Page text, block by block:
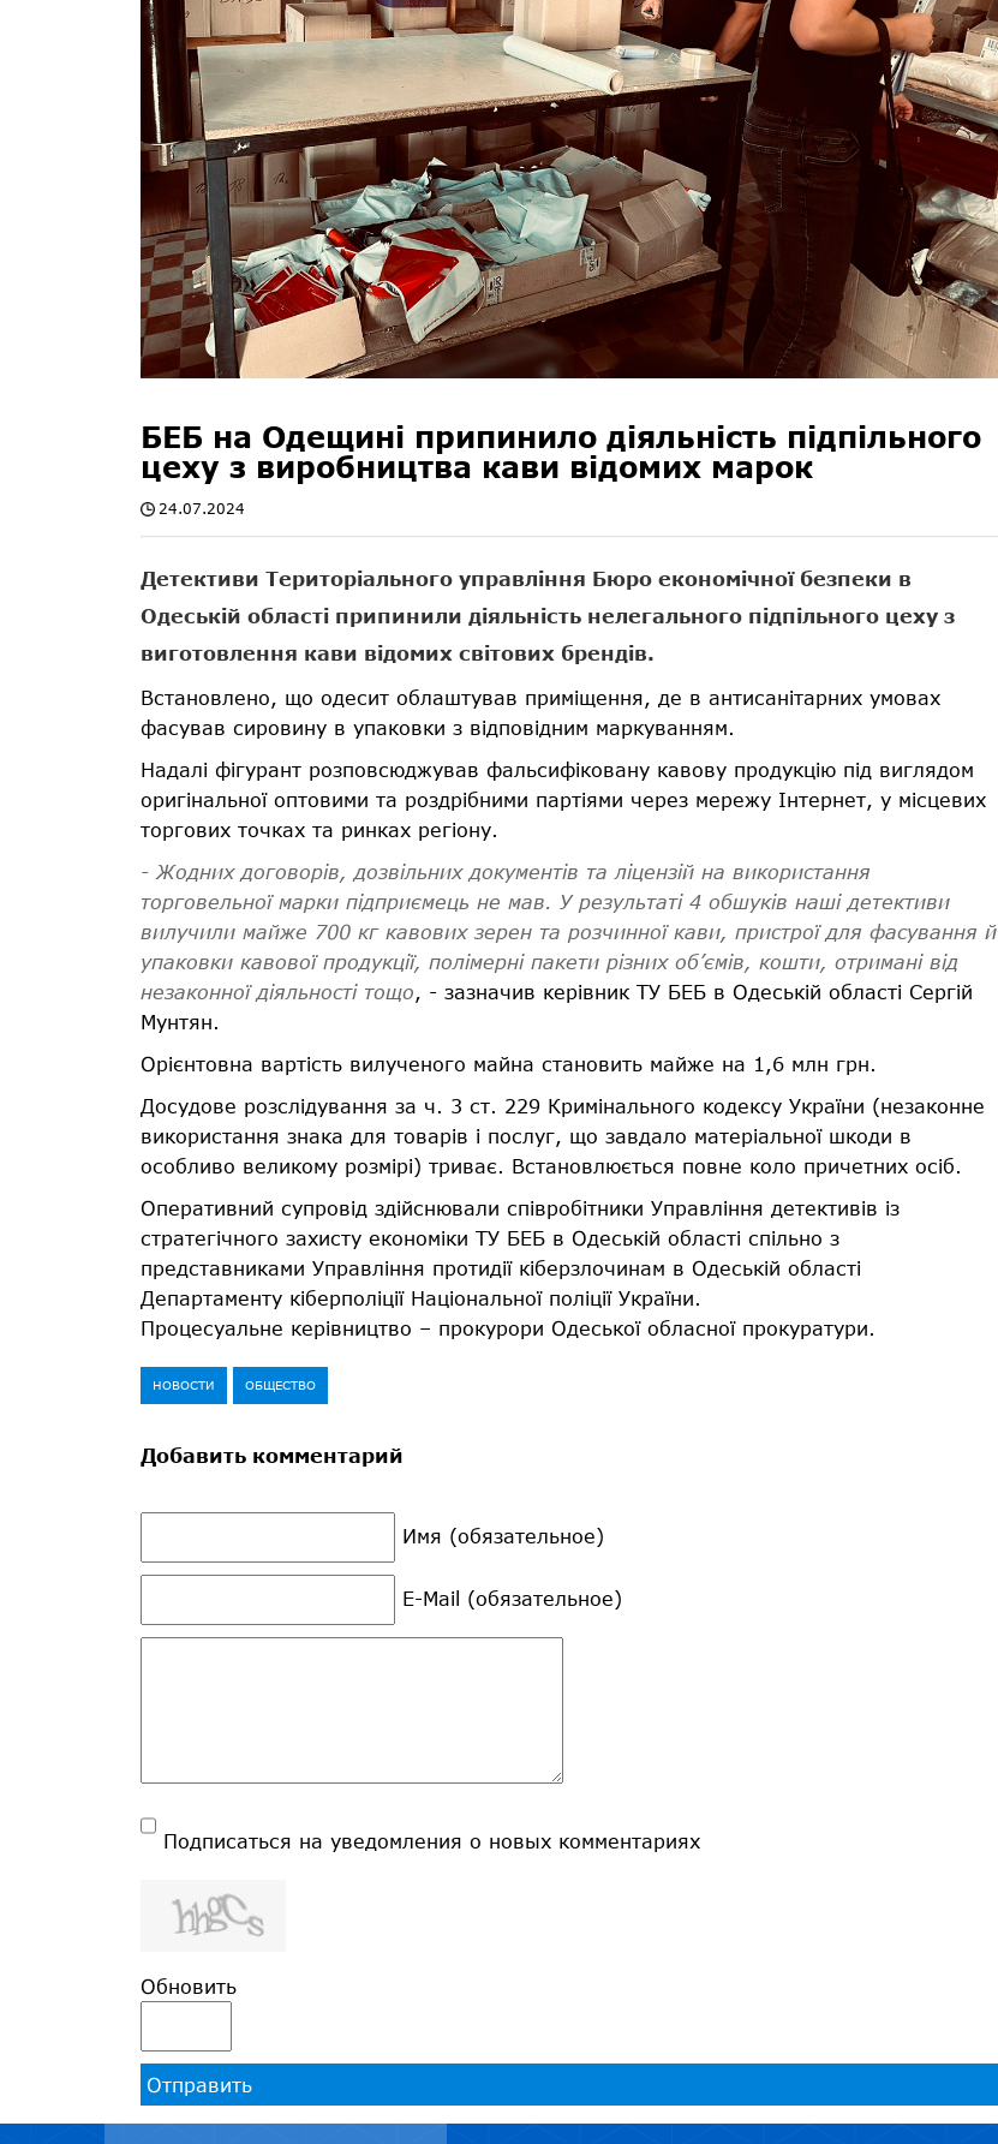
БЕБ на Одещині припинило діяльність підпільного
цеху з виробництва кави відомих марок
24.07.2024
Детективи Територіального управління Бюро економічної безпеки в
Одеській області припинили діяльність нелегального підпільного цеху з
виготовлення кави відомих світових брендів.
Встановлено, що одесит облаштував приміщення, де в антисанітарних умовах
фасував сировину в упаковки з відповідним маркуванням.
Надалі фігурант розповсюджував фальсифіковану кавову продукцію під виглядом
оригінальної оптовими та роздрібними партіями через мережу Інтернет, у місцевих
торгових точках та ринках регіону.
- Жодних договорів, дозвільних документів та ліцензій на використання
торговельної марки підприємець не мав. У результаті 4 обшуків наші детективи
вилучили майже 700 кг кавових зерен та розчинної кави, пристрої для фасування й
упаковки кавової продукції, полімерні пакети різних об’ємів, кошти, отримані від
незаконної діяльності тощо, - зазначив керівник ТУ БЕБ в Одеській області Сергій
Мунтян.
Орієнтовна вартість вилученого майна становить майже на 1,6 млн грн.
Досудове розслідування за ч. 3 ст. 229 Кримінального кодексу України (незаконне
використання знака для товарів і послуг, що завдало матеріальної шкоди в
особливо великому розмірі) триває. Встановлюється повне коло причетних осіб.
Оперативний супровід здійснювали співробітники Управління детективів із
стратегічного захисту економіки ТУ БЕБ в Одеській області спільно з
представниками Управління протидії кіберзлочинам в Одеській області
Департаменту кіберполіції Національної поліції України.
Процесуальне керівництво – прокурори Одеської обласної прокуратури.
НОВОСТИ ОБЩЕСТВО
Добавить комментарий
Имя (обязательное)
E-Mail (обязательное)
Подписаться на уведомления о новых комментариях
Обновить
Отправить